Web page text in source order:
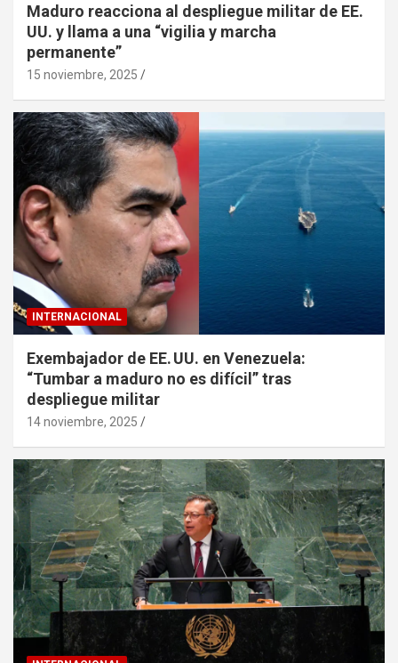
Maduro reacciona al despliegue militar de EE.
UU. y llama a una “vigilia y marcha
permanente”
15 noviembre, 2025
INTERNACIONAL
Exembajador de EE. UU. en Venezuela:
“Tumbar a maduro no es difícil” tras
despliegue militar
14 noviembre, 2025